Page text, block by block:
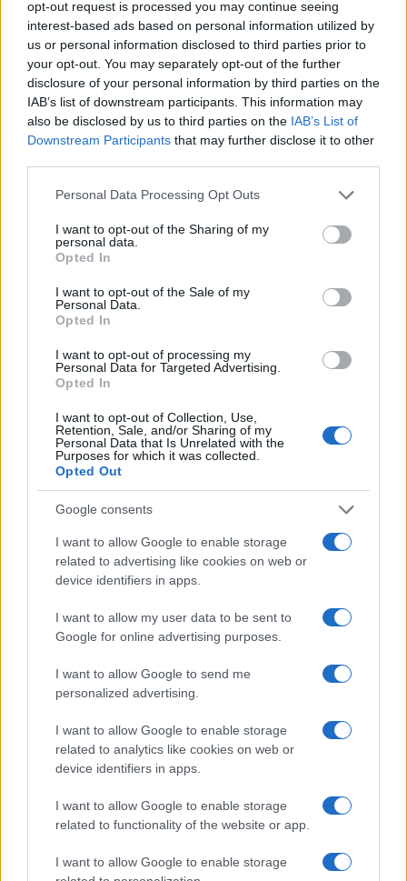
opt-out request is processed you may continue seeing
interest-based ads based on personal information utilized by
us or personal information disclosed to third parties prior to
your opt-out. You may separately opt-out of the further
disclosure of your personal information by third parties on the
IAB’s list of downstream participants. This information may
also be disclosed by us to third parties on the IAB’s List of
Downstream Participants that may further disclose it to other
Please note that this website/app uses one or more Google
not limited to your visit or usage behaviour. You may click to
grant or deny consent to Google and its third-party tags to
use your data for below specified purposes in below Google
consent section.
Personal Data Processing Opt Outs
I want to opt-out of the Sharing of my
personal data.
Opted In
I want to opt-out of the Sale of my
Personal Data.
Opted In
I want to opt-out of processing my
Personal Data for Targeted Advertising.
Opted In
I want to opt-out of Collection, Use,
Retention, Sale, and/or Sharing of my
Personal Data that Is Unrelated with the
Purposes for which it was collected.
Opted Out
Google consents
I want to allow Google to enable storage
related to advertising like cookies on web or
device identifiers in apps.
I want to allow my user data to be sent to
Google for online advertising purposes.
I want to allow Google to send me
personalized advertising.
I want to allow Google to enable storage
related to analytics like cookies on web or
device identifiers in apps.
I want to allow Google to enable storage
related to functionality of the website or app.
I want to allow Google to enable storage
Continua a leggere
Come abbinare le scarpe arancioni: consigli e
ispirazioni per l’estate 2026
Beatrice Bonaventura · 7 Ago 2026
LIFESTYLE